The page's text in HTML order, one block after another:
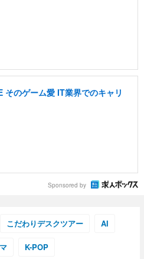
そのゲーム愛 IT業界でのキャリ
Sponsored by
こだわりデスクツアー AI
K-POP